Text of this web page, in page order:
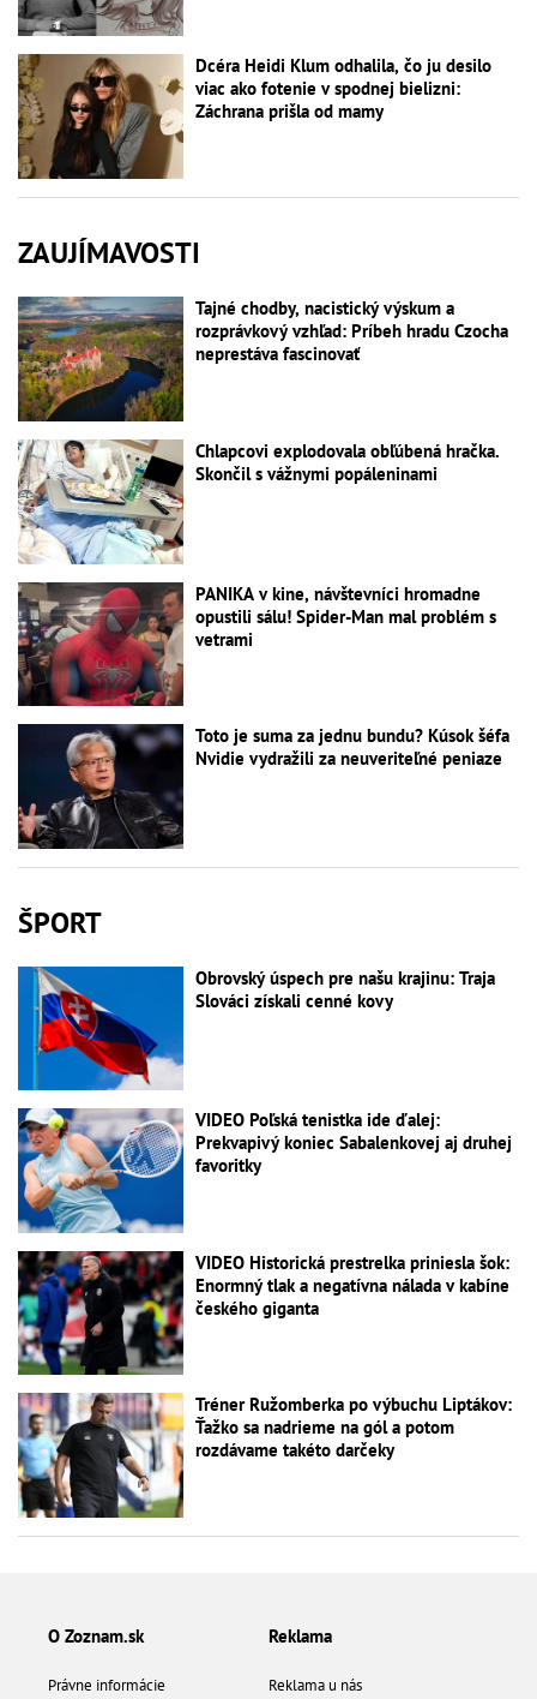
Dcéra Heidi Klum odhalila, čo ju desilo
viac ako fotenie v spodnej bielizni:
Záchrana prišla od mamy
ZAUJÍMAVOSTI
Tajné chodby, nacistický výskum a
rozprávkový vzhľad: Príbeh hradu Czocha
neprestáva fascinovať
Chlapcovi explodovala obľúbená hračka.
Skončil s vážnymi popáleninami
PANIKA v kine, návštevníci hromadne
opustili sálu! Spider-Man mal problém s
vetrami
Toto je suma za jednu bundu? Kúsok šéfa
Nvidie vydražili za neuveriteľné peniaze
ŠPORT
Obrovský úspech pre našu krajinu: Traja
Slováci získali cenné kovy
VIDEO Poľská tenistka ide ďalej:
Prekvapivý koniec Sabalenkovej aj druhej
favoritky
VIDEO Historická prestrelka priniesla šok:
Enormný tlak a negatívna nálada v kabíne
českého giganta
Tréner Ružomberka po výbuchu Liptákov:
Ťažko sa nadrieme na gól a potom
rozdávame takéto darčeky
O Zoznam.sk
Právne informácie
Reklama
Reklama u nás